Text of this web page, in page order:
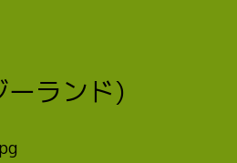
ランド)